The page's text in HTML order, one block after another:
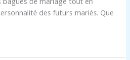
des futurs mariés. Que